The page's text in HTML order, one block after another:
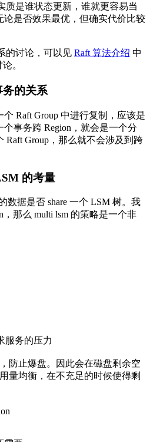
质是谁状态更新，谁就更容易当
是否效果最优，但确实代价比较
的讨论，可以见 Raft 算法介绍 中
。
的关系
Raft Group 中进行复制，应该是
事务跨 Region，就会是一个分
Raft Group，那么就不会涉及到跨
的考量
数据是否 share 一个 LSM 树。我
，那么 multi lsm 的策略是一个非
服务的压力
防止爆盘。因此会在磁盘剩余空
量均衡，在不充足的时候使得剩